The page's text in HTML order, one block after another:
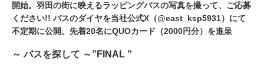
開始。羽田の街に映えるラッピングバスの写真を撮って、ご応募
ください!! バスのダイヤを当社公式X（@east_ksp5931）にて
不定期に公開。先着20名にQUOカード（2000円分）を進呈
～ バスを探して ～”FINAL ”